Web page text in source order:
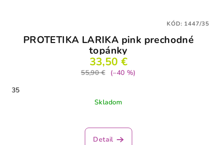
PROTETIKA LARIKA pink prechodné
topánky
33,50 €
55,90 €
(–40 %)
35
Skladom
Detail
KÓD: 1447/35